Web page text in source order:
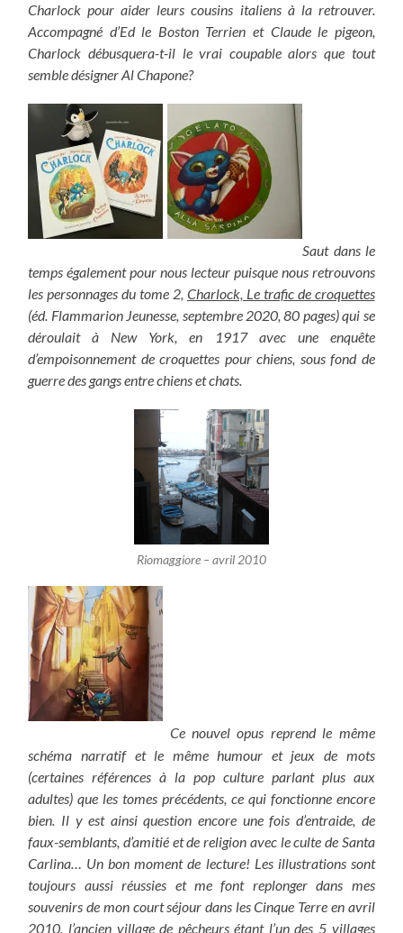
Charlock pour aider leurs cousins italiens à la retrouver.
Accompagné d’Ed le Boston Terrien et Claude le pigeon,
Charlock débusquera-t-il le vrai coupable alors que tout
semble désigner Al Chapone?
Saut dans le
temps également pour nous lecteur puisque nous retrouvons
les personnages du tome 2, Charlock, Le trafic de croquettes
(éd. Flammarion Jeunesse, septembre 2020, 80 pages) qui se
déroulait à New York, en 1917 avec une enquête
d’empoisonnement de croquettes pour chiens, sous fond de
guerre des gangs entre chiens et chats.
Riomaggiore – avril 2010
Ce nouvel opus reprend le même
schéma narratif et le même humour et jeux de mots
(certaines références à la pop culture parlant plus aux
adultes) que les tomes précédents, ce qui fonctionne encore
bien. Il y est ainsi question encore une fois d’entraide, de
faux-semblants, d’amitié et de religion avec le culte de Santa
Carlina… Un bon moment de lecture! Les illustrations sont
toujours aussi réussies et me font replonger dans mes
souvenirs de mon court séjour dans les Cinque Terre en avril
2010, l’ancien village de pêcheurs étant l’un des 5 villages